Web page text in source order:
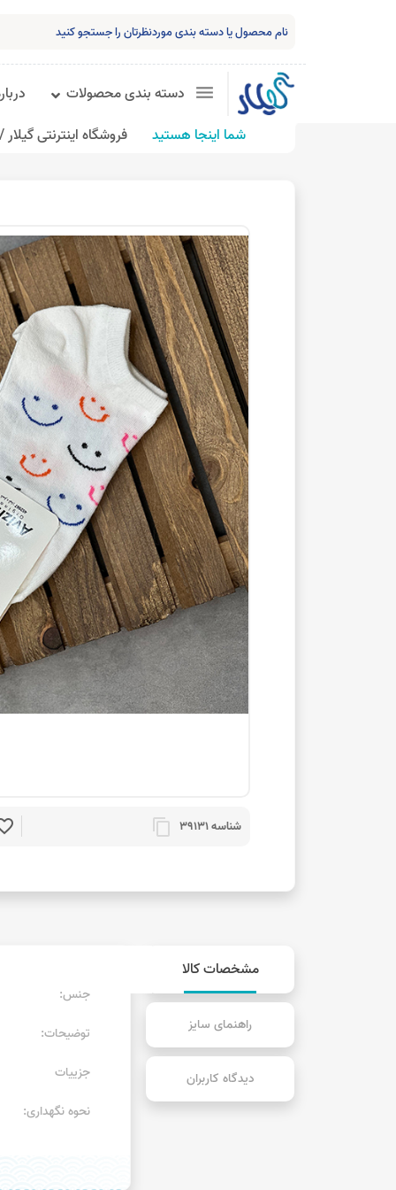
دسته بندی محصولات
شما اینجا هستید
فروشگاه اینترنتی گیلار /
شناسه 39131 content_copy
مشخصات کالا
راهنمای سایز
دیدگاه کاربران
جنس:
توضیحات:
جزییات
نحوه نگهداری: